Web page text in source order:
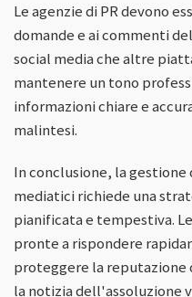
Le agenzie di PR devono
domande e ai commenti
social media che altre
mantenere un tono
informazioni chiare e
malintesi.
In conclusione, la gestione
mediatici richiede una
pianificata e tempestiva.
pronte a rispondere
proteggere la reputazione
la notizia dell'assoluzione